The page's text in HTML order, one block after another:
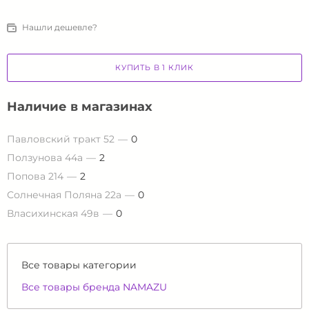
Нашли дешевле?
КУПИТЬ В 1 КЛИК
Наличие в магазинах
Павловский тракт 52
0
Ползунова 44а
2
Попова 214
2
Солнечная Поляна 22а
0
Власихинская 49в
0
Все товары категории
Все товары бренда NAMAZU